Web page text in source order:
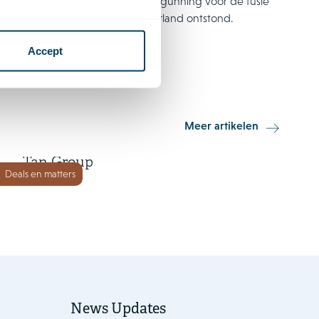
Accept
medisch centrum van Nederland ontstond.
Meer artikelen
Deals en matters
Tan Group
News Updates